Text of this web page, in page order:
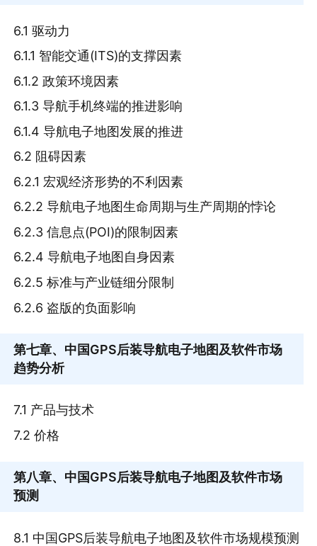
6.1 驱动力
6.1.1 智能交通(ITS)的支撑因素
6.1.2 政策环境因素
6.1.3 导航手机终端的推进影响
6.1.4 导航电子地图发展的推进
6.2 阻碍因素
6.2.1 宏观经济形势的不利因素
6.2.2 导航电子地图生命周期与生产周期的悖论
6.2.3 信息点(POI)的限制因素
6.2.4 导航电子地图自身因素
6.2.5 标准与产业链细分限制
6.2.6 盗版的负面影响
第七章、中国GPS后装导航电子地图及软件市场
趋势分析
7.1 产品与技术
7.2 价格
第八章、中国GPS后装导航电子地图及软件市场
预测
8.1 中国GPS后装导航电子地图及软件市场规模预测